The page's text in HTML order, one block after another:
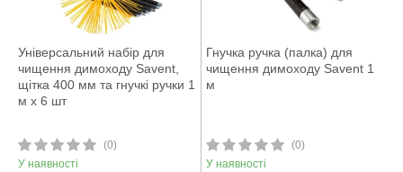
Універсальний набір для
чищення димоходу Savent,
щітка 400 мм та гнучкі ручки 1
м х 6 шт
(0)
У наявності
Гнучка ручка (палка) для
чищення димоходу Savent 1
м
(0)
У наявності